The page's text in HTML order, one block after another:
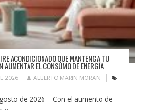
ACONDICIONADO QUE MANTENGA TU
AUMENTAR EL CONSUMO DE ENERGÍA
2026
ALBERTO MARIN MORAN
de 2026 – Con el aumento de